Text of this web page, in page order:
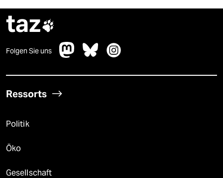
taz
Folgen Sie uns
Ressorts
Politik
Öko
Gesellschaft